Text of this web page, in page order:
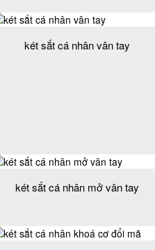
két sắt cá nhân vân tay
két sắt cá nhân mở vân tay